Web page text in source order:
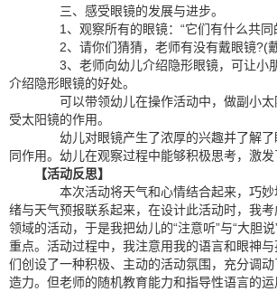
三、感受眼镜的发展与进步。
1、观察所有的眼镜：“它们有什么共同
2、请你们猜猜，老师有没有戴眼镜?(
3、老师向幼儿介绍隐形眼镜，可让小
介绍隐形眼镜的好处。
可以带领幼儿在操作活动中，做副小太
受太阳镜的作用。
幼儿对眼镜产生了浓厚的兴趣并了解了
同作用。幼儿在观察过程中能够积极思考，激发
【活动反思】
本次活动将天气和心情结合起来，巧妙
绪与天气预报联系起来，在设计此活动时，我
领域的活动，于是我把幼儿的“注意听”与“大胆
重点。活动过程中，我注意用我的语言和眼神
们创设了一种积极、主动的活动氛围，充分调动
造力。但老师的随机教育能力和指导性语言的